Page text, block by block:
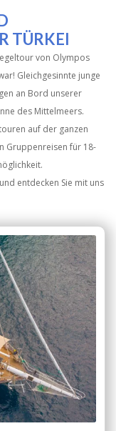
TÜRKEI
von Olympos
Gleichgesinnte junge
an Bord unserer
des Mittelmeers.
auf der ganzen
Gruppenreisen für 18-
entdecken Sie mit uns